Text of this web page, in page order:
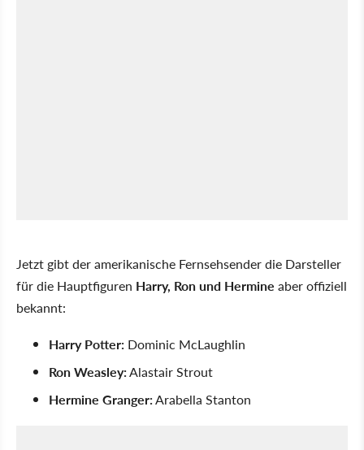
Jetzt gibt der amerikanische Fernsehsender die Darsteller
für die Hauptfiguren Harry, Ron und Hermine aber offiziell
bekannt:
Harry Potter: Dominic McLaughlin
Ron Weasley:Alastair Strout
Hermine Granger:Arabella Stanton